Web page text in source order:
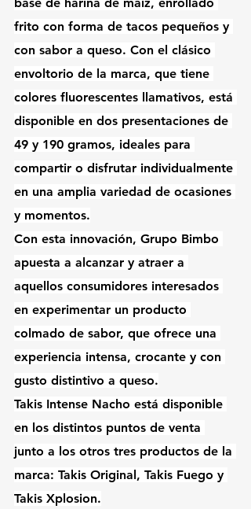
frito con forma de tacos pequeños y
con sabor a queso. Con el clásico
envoltorio de la marca, que tiene
colores fluorescentes llamativos, está
disponible en dos presentaciones de
49 y 190 gramos, ideales para
compartir o disfrutar individualmente
en una amplia variedad de ocasiones
y momentos.
Con esta innovación, Grupo Bimbo
apuesta a alcanzar y atraer a
aquellos consumidores interesados
en experimentar un producto
colmado de sabor, que ofrece una
experiencia intensa, crocante y con
gusto distintivo a queso.
Takis Intense Nacho está disponible
en los distintos puntos de venta
junto a los otros tres productos de la
marca: Takis Original, Takis Fuego y
Takis Xplosion.